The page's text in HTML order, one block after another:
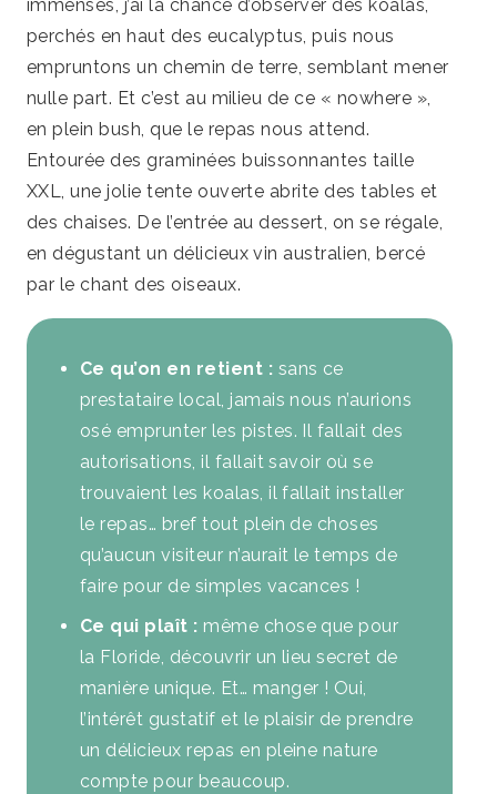
immenses, j’ai la chance d’observer des koalas,
perchés en haut des eucalyptus, puis nous
empruntons un chemin de terre, semblant mener
nulle part. Et c’est au milieu de ce « nowhere »,
en plein bush, que le repas nous attend.
Entourée des graminées buissonnantes taille
XXL, une jolie tente ouverte abrite des tables et
des chaises. De l’entrée au dessert, on se régale,
en dégustant un délicieux vin australien, bercé
par le chant des oiseaux.
Ce qu’on en retient : sans ce
prestataire local, jamais nous n’aurions
osé emprunter les pistes. Il fallait des
autorisations, il fallait savoir où se
trouvaient les koalas, il fallait installer
le repas… bref tout plein de choses
qu’aucun visiteur n’aurait le temps de
faire pour de simples vacances !
Ce qui plaît : même chose que pour
la Floride, découvrir un lieu secret de
manière unique. Et… manger ! Oui,
l’intérêt gustatif et le plaisir de prendre
un délicieux repas en pleine nature
compte pour beaucoup.